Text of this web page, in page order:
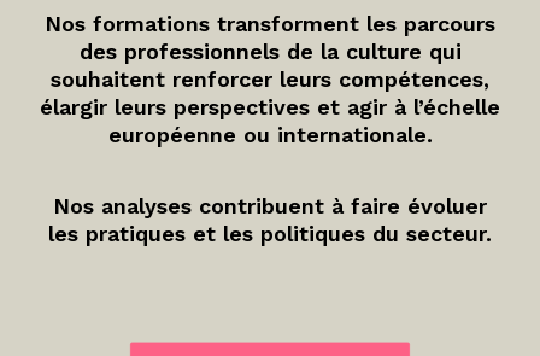
Nos formations transforment les parcours
des professionnels de la culture qui
souhaitent renforcer leurs compétences,
élargir leurs perspectives et agir à l’échelle
européenne ou internationale.
Nos analyses contribuent à faire évoluer
les pratiques et les politiques du secteur.